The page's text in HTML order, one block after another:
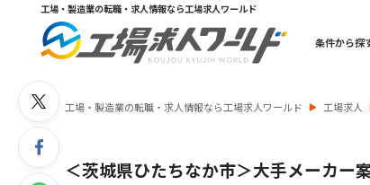
工場・製造業の転職・求人情報なら工場求人ワールド
条件から探
工場・製造業の転職・求人情報なら工場求人ワールド 工場求人
＜茨城県ひたちなか市＞大手メーカ